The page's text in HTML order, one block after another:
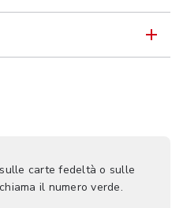
carte fedeltà o sulle
il numero verde.